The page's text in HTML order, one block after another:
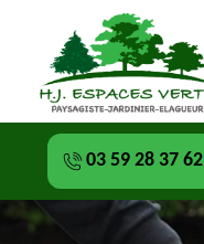
03 59 28 37 62